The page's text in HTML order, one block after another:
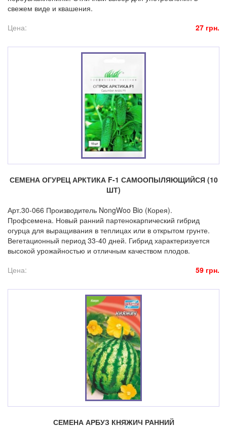
свежем виде и квашения.
Цена:
27 грн.
СЕМЕНА ОГУРЕЦ АРКТИКА F-1 САМООПЫЛЯЮЩИЙСЯ (10
ШТ)
Арт.30-066 Производитель NongWoo Bio (Корея).
Профсемена. Новый ранний партенокарпический гибрид
огурца для выращивания в теплицах или в открытом грунте.
Вегетационный период 33-40 дней. Гибрид характеризуется
высокой урожайностью и отличным качеством плодов.
Цена:
59 грн.
СЕМЕНА АРБУЗ КНЯЖИЧ РАННИЙ